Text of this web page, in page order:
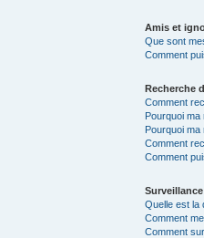
Amis et
Que sont
Comment
Recherche
Comment
Pourquoi
Pourquoi
Comment
Comment
Quelle est la
Comment
Comment